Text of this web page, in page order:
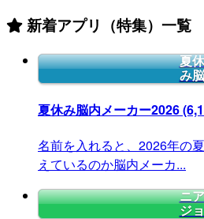
新着アプリ（特集）一覧
夏
み脳
夏休み脳内メーカー2026
名前を入れると、2026年の
えているのか脳内メーカ...
ニ
ジョ